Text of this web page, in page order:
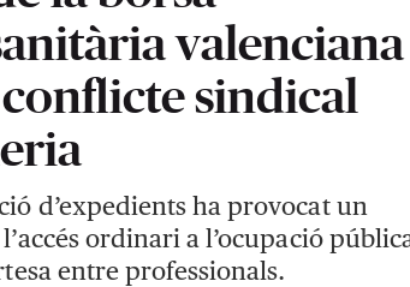
valenciana
sindical
d’expedients ha provocat un
ordinari a l’ocupació
entre professionals.